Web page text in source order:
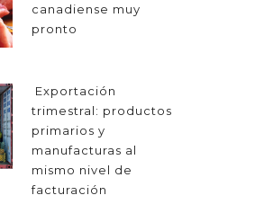
canadiense muy
pronto
Exportación
trimestral: productos
primarios y
manufacturas al
mismo nivel de
facturación